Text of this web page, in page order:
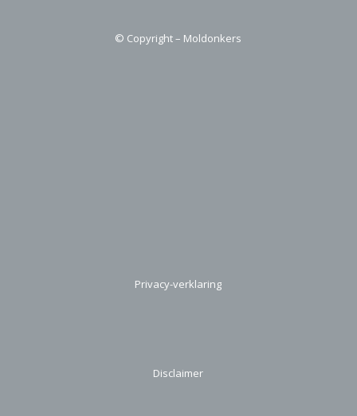
© Copyright – Moldonkers
Privacy-verklaring
Disclaimer